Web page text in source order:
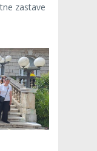
zastave